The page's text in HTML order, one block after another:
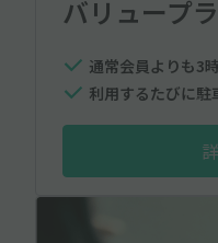
バリュープ
通常会員よりも3
利用するたびに